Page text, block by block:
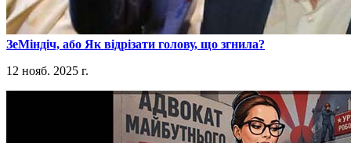
​ЗеМіндіч, або Як відрізати голову, що згнила?
12 нояб. 2025 г.